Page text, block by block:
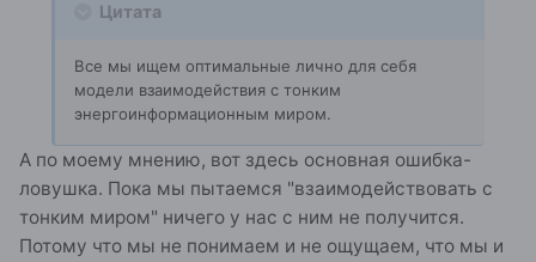
Цитата
Все мы ищем оптимальные лично для себя
модели взаимодействия с тонким
энергоинформационным миром.
А по моему мнению, вот здесь основная ошибка-
ловушка. Пока мы пытаемся "взаимодействовать с
тонким миром" ничего у нас с ним не получится.
Потому что мы не понимаем и не ощущаем, что мы и